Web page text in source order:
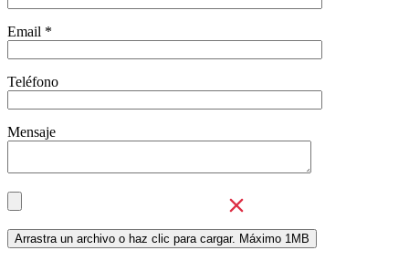
Email *
Teléfono
Mensaje